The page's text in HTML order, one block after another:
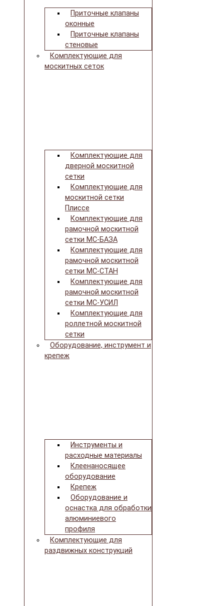
Приточные клапаны
оконные
Приточные клапаны
стеновые
Комплектующие для
москитных сеток
Комплектующие для
дверной москитной
сетки
Комплектующие для
москитной сетки
Плиссе
Комплектующие для
рамочной москитной
сетки МС-БАЗА
Комплектующие для
рамочной москитной
сетки МС-СТАН
Комплектующие для
рамочной москитной
сетки МС-УСИЛ
Комплектующие для
роллетной москитной
сетки
Оборудование, инструмент и
крепеж
Инструменты и
расходные материалы
Клеенаносящее
оборудование
Крепеж
Оборудование и
оснастка для обработки
алюминиевого
профиля
Комплектующие для
раздвижных конструкций